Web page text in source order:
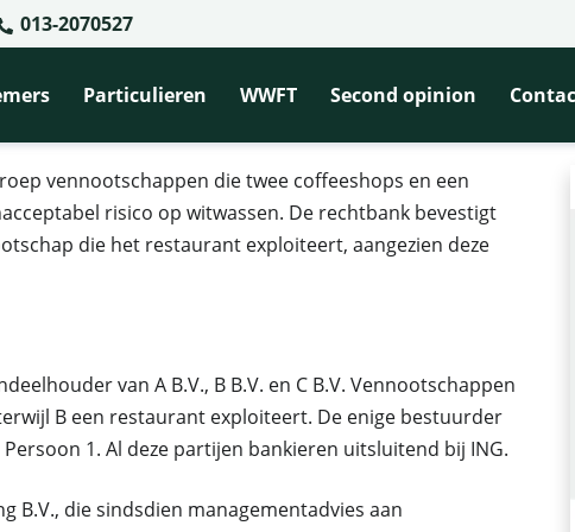
013-2070527
Particulieren WWFT Second opinion
bankrelatie met coffeeshop-exploiterende vennootschappen bevestigd,
coffeeshop-exploiterende
vennootschappen die twee coffeeshops en een
risico op witwassen. De rechtbank bevestigt
die het restaurant exploiteert, aangezien deze
van A B.V., B B.V. en C B.V. Vennootschappen
B een restaurant exploiteert. De enige bestuurder
1. Al deze partijen bankieren uitsluitend bij ING.
B.V., die sindsdien managementadvies aan